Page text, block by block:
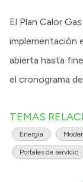
El Plan Calor
implementación
abierta hasta
el cronograma
TEMAS
Energía
Portales de servicio